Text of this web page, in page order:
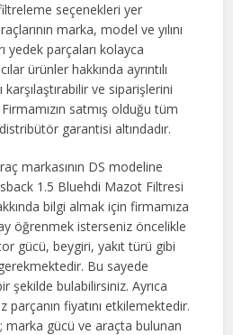
seçenekleri yer
marka, model ve yılını
yedek parçaları kolayca
ürünler hakkında ayrıntılı
ve siparişlerini
satmış olduğu tüm
garantisi altındadır.
markasının DS modeline
1.5 Bluehdi Mazot Filtresi
bilgi almak için firmamıza
öğrenmek isterseniz öncelikle
gücü, beygiri, yakıt türü gibi
Bu sayede
şekilde bulabilirsiniz. Ayrıca
parçanın fiyatını etkilemektedir.
marka gücü ve araçta bulunan